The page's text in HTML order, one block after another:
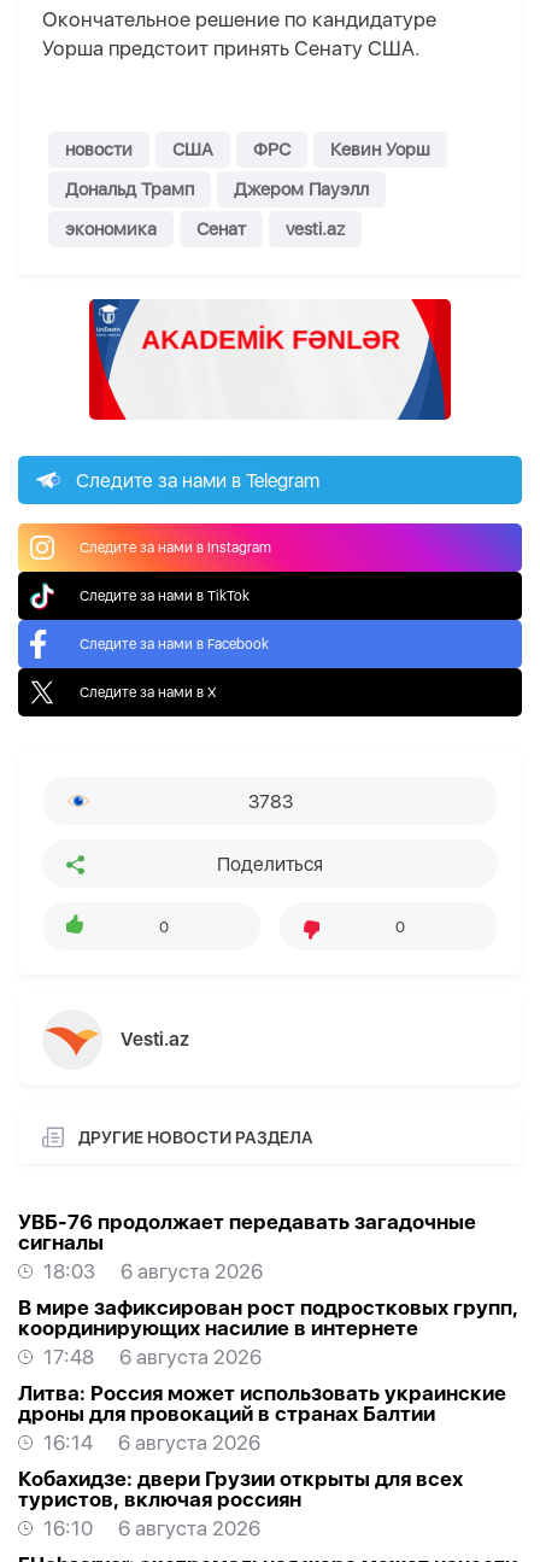
Окончательное решение по кандидатуре
Уорша предстоит принять Сенату США.
новости США ФРС
Кевин Уорш
Дональд Трамп
Джером Пауэлл
экономика
Сенат vesti.az
Следите за нами в Telegram
Следите за нами в Instagram
Следите за нами в TikTok
Следите за нами в Facebook
Следите за нами в X
3783
Поделиться
0 0
Vesti.az
ДРУГИЕ НОВОСТИ РАЗДЕЛА
УВБ-76 продолжает передавать загадочные
сигналы
18:03
6 августа 2026
В мире зафиксирован рост подростковых групп,
координирующих насилие в интернете
17:48
6 августа 2026
Литва: Россия может использовать украинские
дроны для провокаций в странах Балтии
16:14
6 августа 2026
Кобахидзе: двери Грузии открыты для всех
туристов, включая россиян
16:10
6 августа 2026